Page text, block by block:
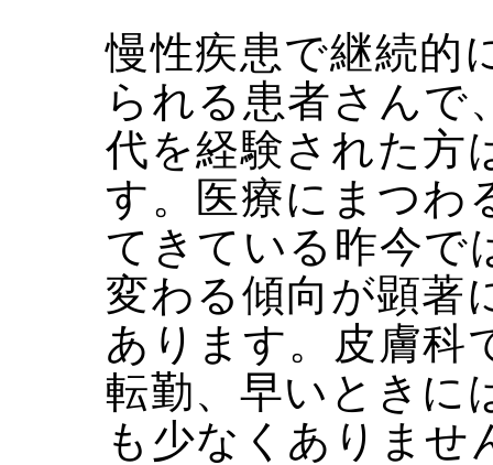
慢性疾患で継続的
られる患者さんで
代を経験された方
す。医療にまつわ
てきている昨今で
変わる傾向が顕著
あります。皮膚科
転勤、早いときに
も少なくありませ